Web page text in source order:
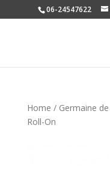
06-24547622
Home / Germaine
Roll-On